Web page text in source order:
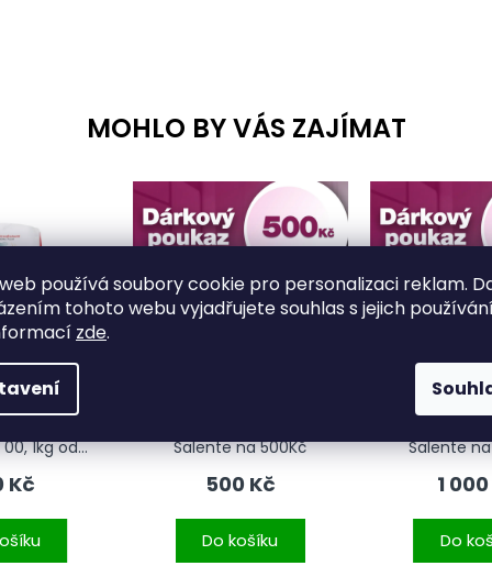
používá soubory cookie pro personalizaci reklam.
tohoto webu vyjadřujete souhlas s jejich
zde.
na
1kg od
Kč
Salente na 500Kč
500 Kč
Do košíku
Dárkový
Salente
1
Do